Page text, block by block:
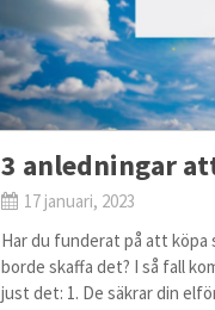
3 anledningar
17 januari, 2023
Har du funderat på att
borde skaffa det? I så fall
just det: 1. De säkrar din